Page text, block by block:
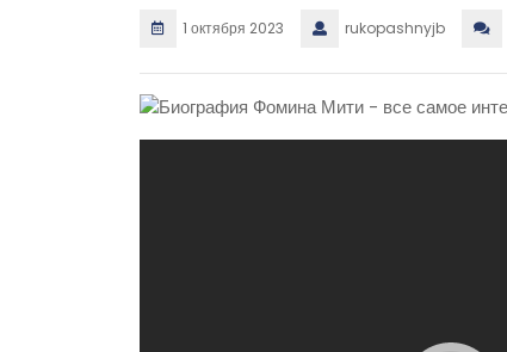
1 октября 2023 rukopashnyjb